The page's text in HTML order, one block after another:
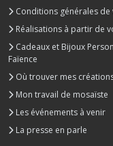
Conditions générales de
Réalisations à partir de
Cadeaux et Bijoux
Faïence
Où trouver mes
Mon travail de mosaïste
Les événements à venir
La presse en parle